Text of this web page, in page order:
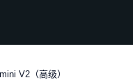
V2（高级）